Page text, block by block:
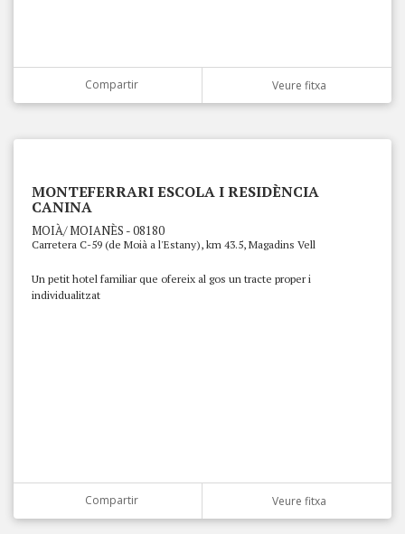
Compartir Veure fitxa
MONTEFERRARI ESCOLA I RESIDÈNCIA
CANINA
MOIÀ/ MOIANÈS - 08180
Carretera C-59 (de Moià a l'Estany), km 43.5, Magadins Vell
Un petit hotel familiar que ofereix al gos un tracte proper i
individualitzat
Compartir Veure fitxa